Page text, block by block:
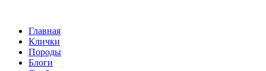
Главная
Клички
Породы
Блоги